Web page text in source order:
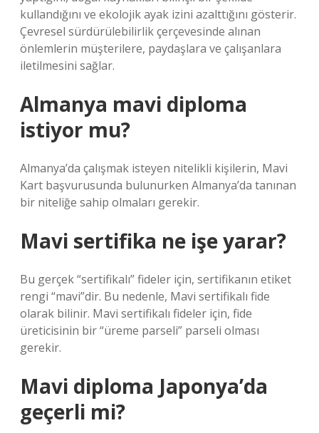
kullandığını ve ekolojik ayak izini azalttığını gösterir.
Çevresel sürdürülebilirlik çerçevesinde alınan
önlemlerin müşterilere, paydaşlara ve çalışanlara
iletilmesini sağlar.
Almanya mavi diploma
istiyor mu?
Almanya’da çalışmak isteyen nitelikli kişilerin, Mavi
Kart başvurusunda bulunurken Almanya’da tanınan
bir niteliğe sahip olmaları gerekir.
Mavi sertifika ne işe yarar?
Bu gerçek “sertifikalı” fideler için, sertifikanın etiket
rengi “mavi”dir. Bu nedenle, Mavi sertifikalı fide
olarak bilinir. Mavi sertifikalı fideler için, fide
üreticisinin bir “üreme parseli” parseli olması
gerekir.
Mavi diploma Japonya’da
geçerli mi?